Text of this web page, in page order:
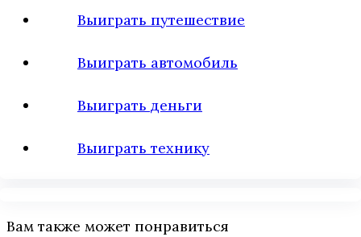
Выиграть путешествие
Выиграть автомобиль
Выиграть деньги
Выиграть технику
Вам также может понравиться